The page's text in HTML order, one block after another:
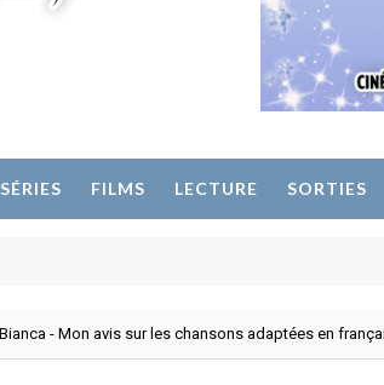
SÉRIES FILMS LECTURE SORTIES
- Mon avis sur les chansons adaptées en